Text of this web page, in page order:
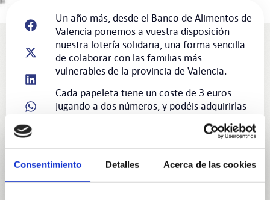
Consentimiento Detalles Acerca de las cookies
Un año más, desde el Banco de Alimentos de
Valencia ponemos a vuestra disposición
nuestra lotería solidaria, una forma sencilla
de colaborar con las familias más
vulnerables de la provincia de Valencia.
Cada papeleta tiene un coste de 3 euros
jugando a dos números, y podéis adquirirlas
en: C/ Unidad de Ejecución Nº1, 29-27
abonando el importe en el momento. Allí
mismo recibiréis vuestra participación.
Además, contamos con el décimo de